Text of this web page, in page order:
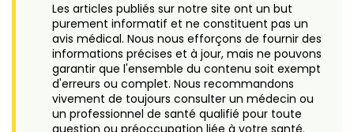
Les articles publiés sur notre site ont un but
purement informatif et ne constituent pas un
avis médical. Nous nous efforçons de fournir des
informations précises et à jour, mais ne pouvons
garantir que l'ensemble du contenu soit exempt
d'erreurs ou complet. Nous recommandons
vivement de toujours consulter un médecin ou
un professionnel de santé qualifié pour toute
question ou préoccupation liée à votre santé.